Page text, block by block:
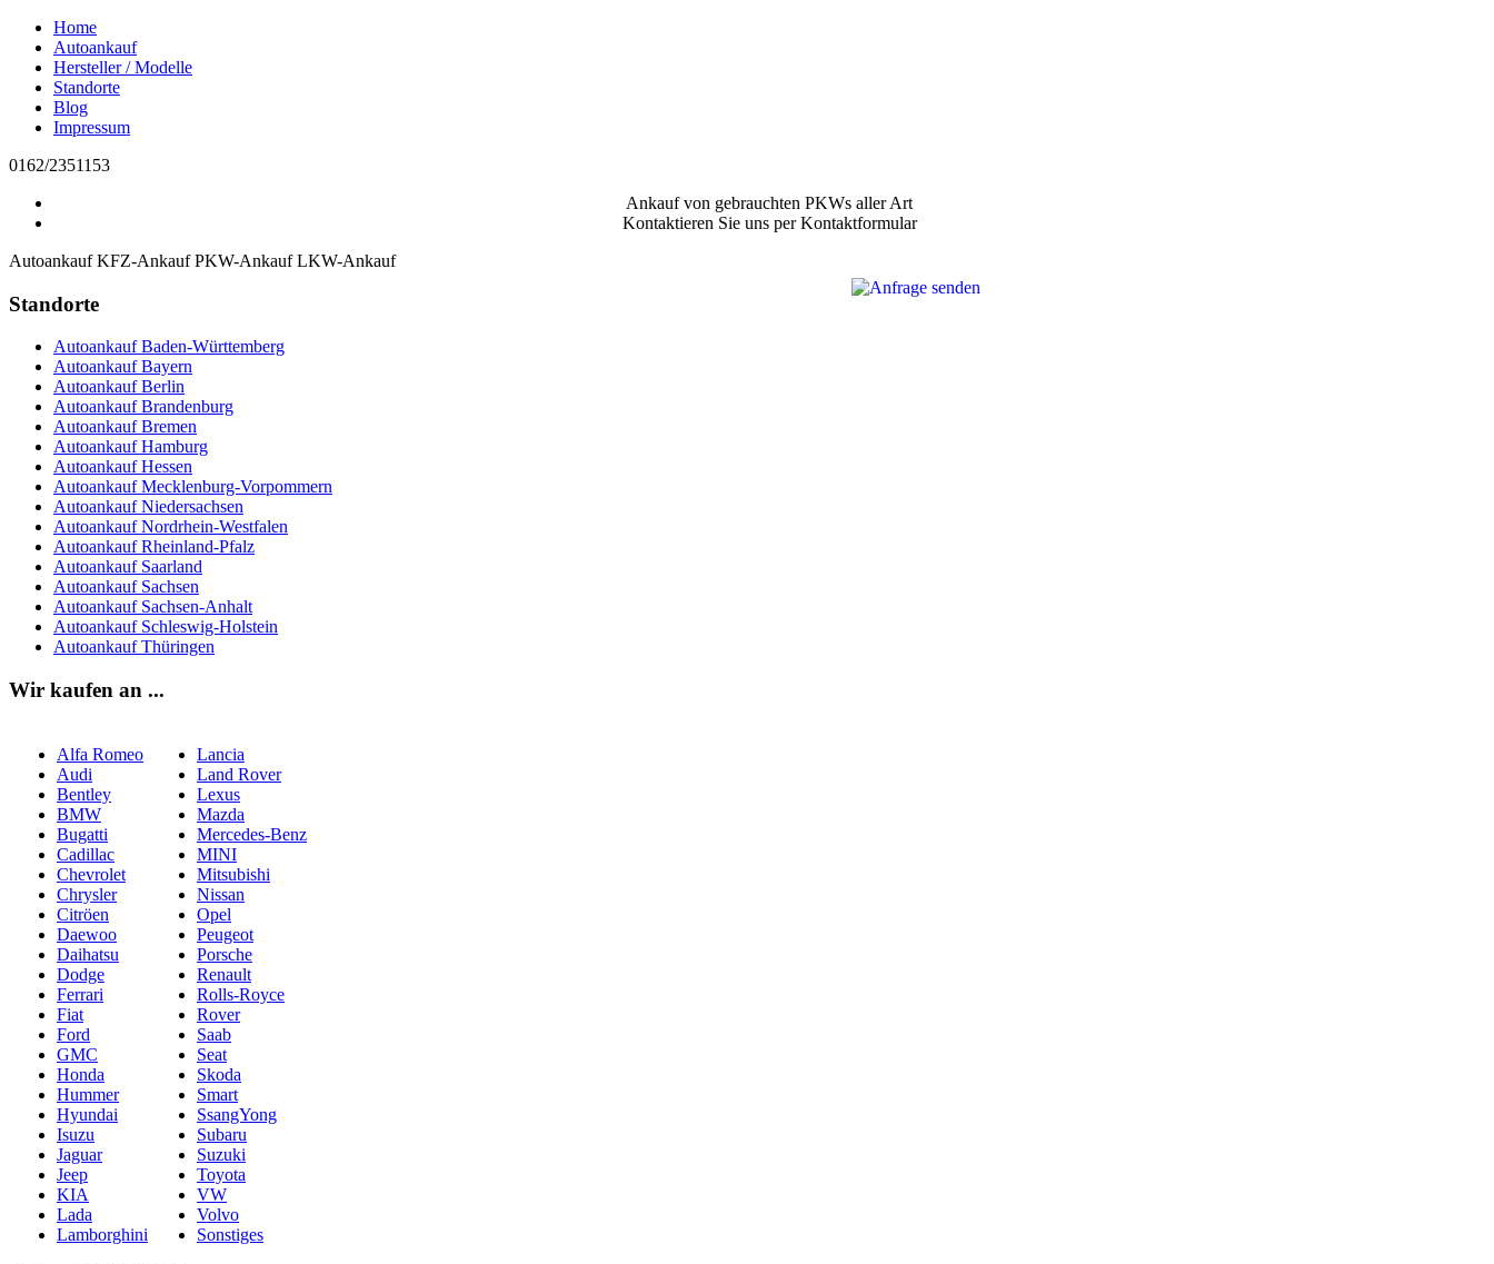
Home
Autoankauf
Hersteller / Modelle
Standorte
Blog
Impressum
0162/2351153
Ankauf von gebrauchten PKWs aller Art
Kontaktieren Sie uns per Kontaktformular
Autoankauf KFZ-Ankauf PKW-Ankauf LKW-Ankauf
Standorte
Autoankauf Baden-Württemberg
Autoankauf Bayern
Autoankauf Berlin
Autoankauf Brandenburg
Autoankauf Bremen
Autoankauf Hamburg
Autoankauf Hessen
Autoankauf Mecklenburg-Vorpommern
Autoankauf Niedersachsen
Autoankauf Nordrhein-Westfalen
Autoankauf Rheinland-Pfalz
Autoankauf Saarland
Autoankauf Sachsen
Autoankauf Sachsen-Anhalt
Autoankauf Schleswig-Holstein
Autoankauf Thüringen
Wir kaufen an ...
Alfa Romeo
Audi
Bentley
BMW
Bugatti
Cadillac
Chevrolet
Chrysler
Citröen
Daewoo
Daihatsu
Dodge
Ferrari
Fiat
Ford
GMC
Honda
Hummer
Hyundai
Isuzu
Jaguar
Jeep
KIA
Lada
Lamborghini
Lancia
Land Rover
Lexus
Mazda
Mercedes-Benz
MINI
Mitsubishi
Nissan
Opel
Peugeot
Porsche
Renault
Rolls-Royce
Rover
Saab
Seat
Skoda
Smart
SsangYong
Subaru
Suzuki
Toyota
VW
Volvo
Sonstiges